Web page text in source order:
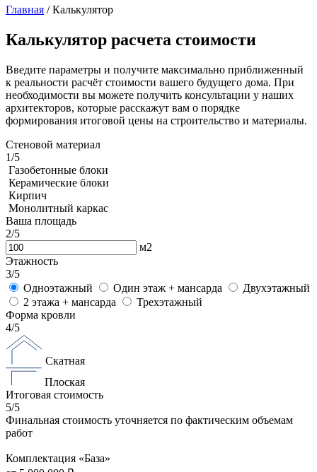
Главная /Калькулятор
Калькулятор расчета стоимости
Введите параметры и получите максимально приближенный
к реальности расчёт стоимости вашего будущего дома. При
необходимости вы можете получить консультации у наших
архитекторов, которые расскажут вам о порядке
формирования итоговой цены на строительство и материалы.
Стеновой материал
1/5
Газобетонные блоки
Керамические блоки
Кирпич
Монолитный каркас
Ваша площадь
2/5
м2
Этажность
3/5
Одноэтажный
Один этаж + мансарда
Двухэтажный
2 этажа + мансарда
Трехэтажный
Форма кровли
4/5
Скатная
Плоская
Итоговая стоимость
5/5
Финальная стоимость уточняется по фактическим объемам
работ
Комплектация «База»